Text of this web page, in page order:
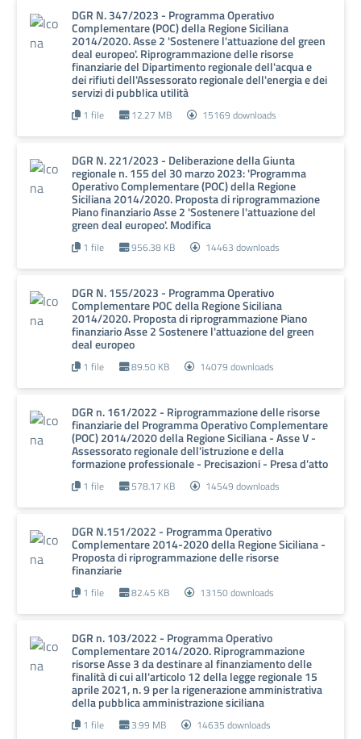
DGR N. 347/2023 - Programma Operativo
Complementare (POC) della Regione Siciliana
2014/2020. Asse 2 'Sostenere l'attuazione del green
deal europeo'. Riprogrammazione delle risorse
finanziarie del Dipartimento regionale dell'acqua e
dei rifiuti dell'Assessorato regionale dell'energia e dei
servizi di pubblica utilità
1 file 12.27 MB 15169 downloads
DGR N. 221/2023 - Deliberazione della Giunta
regionale n. 155 del 30 marzo 2023: 'Programma
Operativo Complementare (POC) della Regione
Siciliana 2014/2020. Proposta di riprogrammazione
Piano finanziario Asse 2 'Sostenere l'attuazione del
green deal europeo'. Modifica
1 file 956.38 KB 14463 downloads
DGR N. 155/2023 - Programma Operativo
Complementare POC della Regione Siciliana
2014/2020. Proposta di riprogrammazione Piano
finanziario Asse 2 Sostenere l'attuazione del green
deal europeo
1 file 89.50 KB 14079 downloads
DGR n. 161/2022 - Riprogrammazione delle risorse
finanziarie del Programma Operativo Complementare
(POC) 2014/2020 della Regione Siciliana - Asse V -
Assessorato regionale dell'istruzione e della
formazione professionale - Precisazioni - Presa d'atto
1 file 578.17 KB 14549 downloads
DGR N.151/2022 - Programma Operativo
Complementare 2014-2020 della Regione Siciliana -
Proposta di riprogrammazione delle risorse
finanziarie
1 file 82.45 KB 13150 downloads
DGR n. 103/2022 - Programma Operativo
Complementare 2014/2020. Riprogrammazione
risorse Asse 3 da destinare al finanziamento delle
finalità di cui all'articolo 12 della legge regionale 15
aprile 2021, n. 9 per la rigenerazione amministrativa
della pubblica amministrazione siciliana
1 file 3.99 MB 14635 downloads